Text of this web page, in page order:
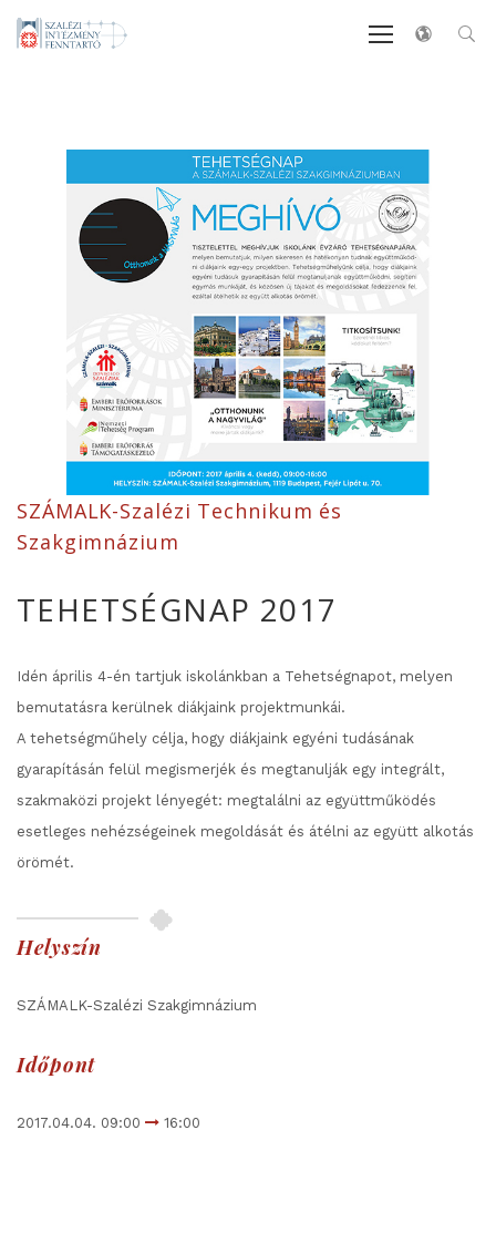
SZÁMALK-Szalézi Technikum és
Szakgimnázium
TEHETSÉGNAP 2017
Idén április 4-én tartjuk iskolánkban a Tehetségnapot, melyen
bemutatásra kerülnek diákjaink projektmunkái.
A tehetségműhely célja, hogy diákjaink egyéni tudásának
gyarapításán felül megismerjék és megtanulják egy integrált,
szakmaközi projekt lényegét: megtalálni az együttműködés
esetleges nehézségeinek megoldását és átélni az együtt alkotás
örömét.
Helyszín
SZÁMALK-Szalézi Szakgimnázium
Időpont
2017.04.04. 09:00 16:00